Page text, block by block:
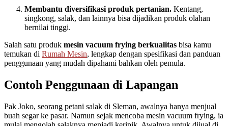
Membantu diversifikasi produk pertanian. Kentang,
singkong, salak, dan lainnya bisa dijadikan produk olahan
bernilai tinggi.
Salah satu produk mesin vacuum frying berkualitas bisa kamu
temukan di Rumah Mesin, lengkap dengan spesifikasi dan panduan
penggunaan yang mudah dipahami bahkan oleh pemula.
Contoh Penggunaan di Lapangan
Pak Joko, seorang petani salak di Sleman, awalnya hanya menjual
buah segar ke pasar. Namun sejak mencoba mesin vacuum frying, ia